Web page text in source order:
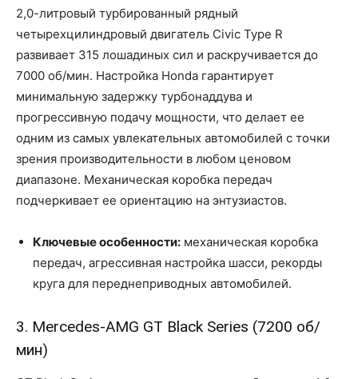
2,0-литровый турбированный рядный
четырехцилиндровый двигатель Civic Type R
развивает 315 лошадиных сил и раскручивается до
7000 об/мин. Настройка Honda гарантирует
минимальную задержку турбонаддува и
прогрессивную подачу мощности, что делает ее
одним из самых увлекательных автомобилей с точки
зрения производительности в любом ценовом
диапазоне. Механическая коробка передач
подчеркивает ее ориентацию на энтузиастов.
Ключевые особенности: механическая коробка
передач, агрессивная настройка шасси, рекорды
круга для переднеприводных автомобилей.
3. Mercedes-AMG GT Black Series (7200 об/
мин)